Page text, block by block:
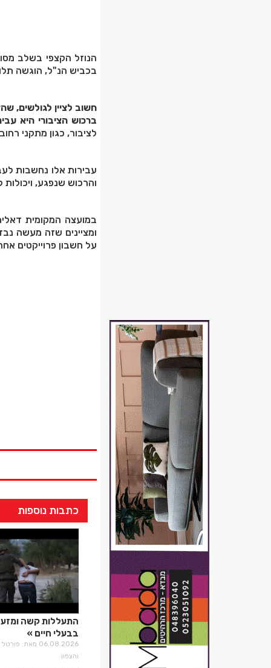
הנוזל הקצפי בשלב
בכביש הנ"ל, הוגשה
חשוב לציין לגולשים,
ברכוש הציבורי היא
לציבור, כגון מתקני
עבירות אלו נחשבות
והרכוש שנפגע, ויכולות
במועצה המקומית
ומציינים שזה מעשה
על חשבון פרוייקטים
כתבות נוספות
התעללות קשה
בבעלי חיים
06.08.2026 מאת:
והצפון